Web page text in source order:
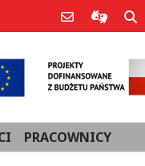
Poczta e-mail
PRACOWNICY